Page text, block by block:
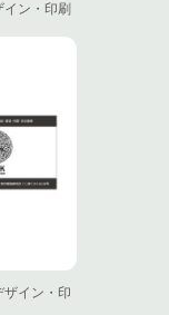
ン・印刷
ザイン・印